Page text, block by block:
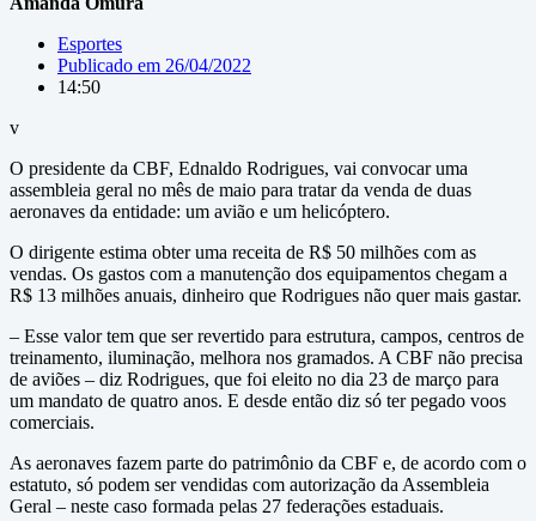
Esportes
Publicado em 26/04/2022
14:50
v
O presidente da CBF, Ednaldo Rodrigues, vai convocar uma
assembleia geral no mês de maio para tratar da venda de duas
aeronaves da entidade: um avião e um helicóptero.
O dirigente estima obter uma receita de R$ 50 milhões com as
vendas. Os gastos com a manutenção dos equipamentos chegam a
R$ 13 milhões anuais, dinheiro que Rodrigues não quer mais gastar.
– Esse valor tem que ser revertido para estrutura, campos, centros de
treinamento, iluminação, melhora nos gramados. A CBF não precisa
de aviões – diz Rodrigues, que foi eleito no dia 23 de março para
um mandato de quatro anos. E desde então diz só ter pegado voos
comerciais.
As aeronaves fazem parte do patrimônio da CBF e, de acordo com o
estatuto, só podem ser vendidas com autorização da Assembleia
Geral – neste caso formada pelas 27 federações estaduais.